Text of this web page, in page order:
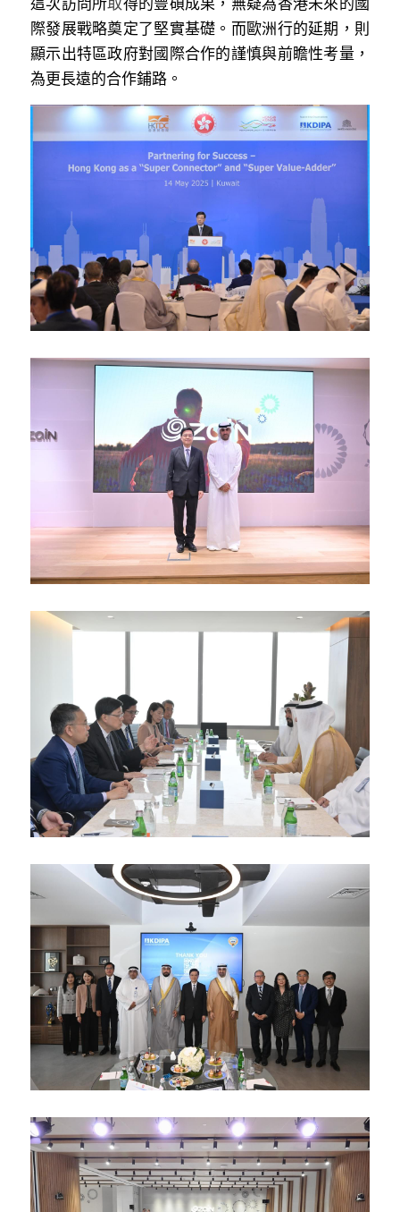
際發展戰略奠定了堅實基礎。而歐洲行的延期，則
顯示出特區政府對國際合作的謹慎與前瞻性考量，
為更長遠的合作鋪路。